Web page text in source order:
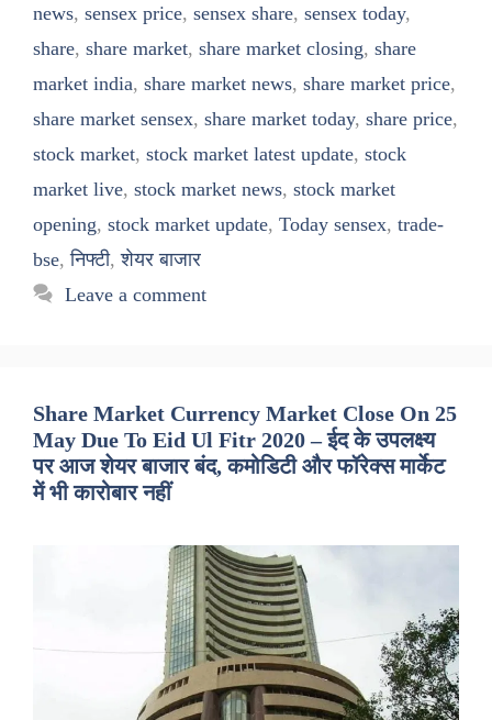
news, sensex price, sensex share, sensex today,
share, share market, share market closing, share
market india, share market news, share market price,
share market sensex, share market today, share price,
stock market, stock market latest update, stock
market live, stock market news, stock market
opening, stock market update, Today sensex, trade-
bse,निफ्टी,शेयर बाजार
Leave a comment
Share Market Currency Market Close On 25
May Due To Eid Ul Fitr 2020 – ईद के उपलक्ष्य
पर आज शेयर बाजार बंद, कमोडिटी और फॉरेक्स मार्केट
में भी कारोबार नहीं